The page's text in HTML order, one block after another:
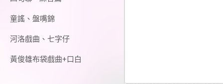
童謠、盤嘴錦
河洛戲曲、七字仔
黃俊雄布袋戲曲+口白